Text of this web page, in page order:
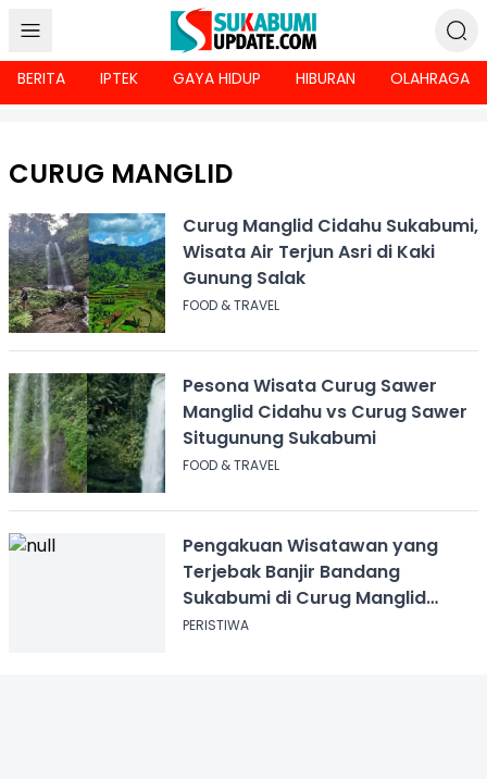
BERITA IPTEK GAYA HIDUP HIBURAN OLAHRAGA
CURUG MANGLID
Curug Manglid Cidahu Sukabumi,
Wisata Air Terjun Asri di Kaki
Gunung Salak
FOOD & TRAVEL
Pesona Wisata Curug Sawer
Manglid Cidahu vs Curug Sawer
Situgunung Sukabumi
FOOD & TRAVEL
Pengakuan Wisatawan yang
Terjebak Banjir Bandang
Sukabumi di Curug Manglid
Cidahu
PERISTIWA